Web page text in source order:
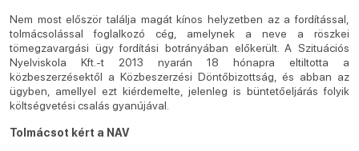
Nem most először találja magát kínos helyzetben az a fordítással,
tolmácsolással foglalkozó cég, amelynek a neve a röszkei
tömegzavargási ügy fordítási botrányában előkerült. A Szituációs
Nyelviskola Kft.-t 2013 nyarán 18 hónapra eltiltotta a
közbeszerzésektől a Közbeszerzési Döntőbizottság, és abban az
ügyben, amellyel ezt kiérdemelte, jelenleg is büntetőeljárás folyik
költségvetési csalás gyanújával.
Tolmácsot kért a NAV